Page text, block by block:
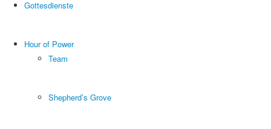
Gottesdienste
Hour of Power
Team
Shepherd’s Grove